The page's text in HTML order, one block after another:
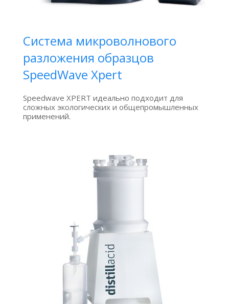
Система микроволнового
разложения образцов
SpeedWave Xpert
Speedwave XPERT идеально подходит для
сложных экологических и общепромышленных
применений.